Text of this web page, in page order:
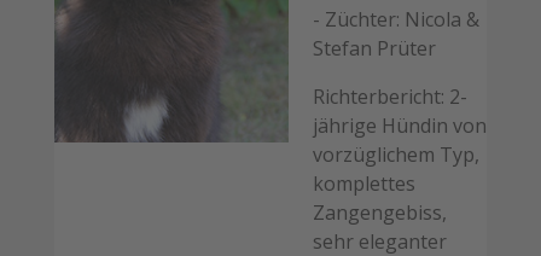
- Züchter: Nicola &
Stefan Prüter
Richterbericht: 2-
jährige Hündin von
vorzüglichem Typ,
komplettes
Zangengebiss,
sehr eleganter